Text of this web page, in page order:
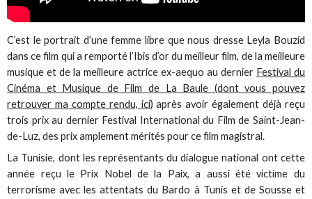
C’est le portrait d’une femme libre que nous dresse Leyla Bouzid
dans ce film qui a remporté l’Ibis d’or du meilleur film, de la meilleure
musique et de la meilleure actrice ex-aequo au dernier Festival du
Cinéma et Musique de Film de La Baule (dont vous pouvez
retrouver ma compte rendu, ici) après avoir également déjà reçu
trois prix au dernier Festival International du Film de Saint-Jean-
de-Luz, des prix amplement mérités pour ce film magistral.
La Tunisie, dont les représentants du dialogue national ont cette
année reçu le Prix Nobel de la Paix, a aussi été victime du
terrorisme avec les attentats du Bardo à Tunis et de Sousse et